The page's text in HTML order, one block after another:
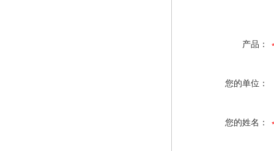
产品：
您的单位：
您的姓名：